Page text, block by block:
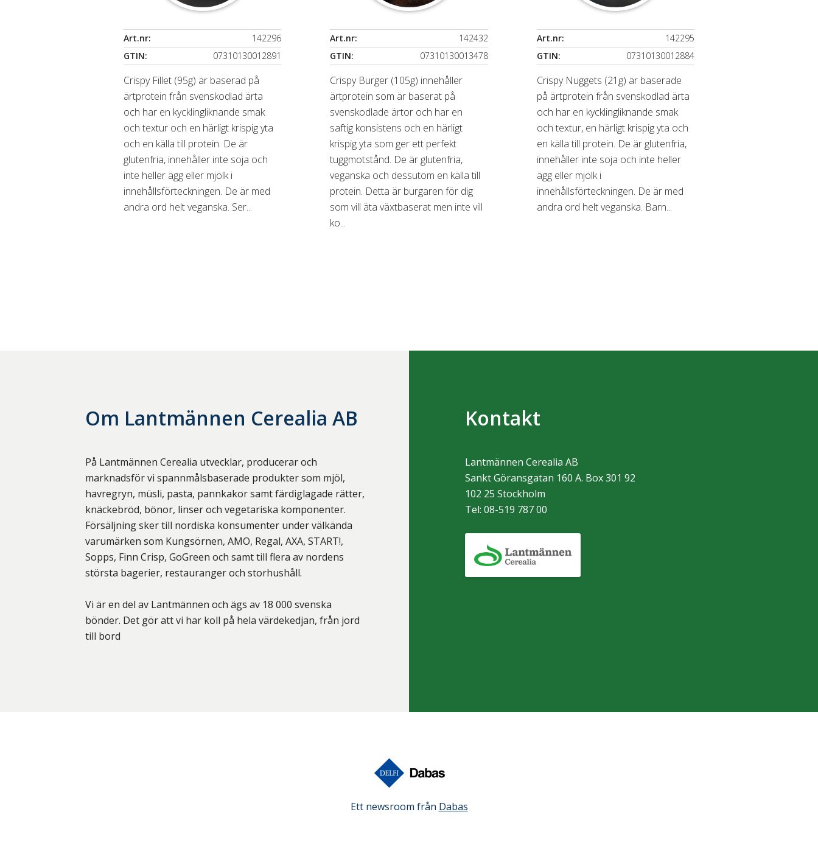
Art.nr:
142296
GTIN:
07310130012891
Crispy Fillet (95g) är baserad på
ärtprotein från svenskodlad ärta
och har en kycklingliknande smak
och textur och en härligt krispig yta
och en källa till protein. De är
glutenfria, innehåller inte soja och
inte heller ägg eller mjölk i
innehållsförteckningen. De är med
andra ord helt veganska. Ser...
Art.nr:
142432
GTIN:
07310130013478
Crispy Burger (105g) innehåller
ärtprotein som är baserat på
svenskodlade ärtor och har en
saftig konsistens och en härligt
krispig yta som ger ett perfekt
tuggmotstånd. De är glutenfria,
veganska och dessutom en källa till
protein. Detta är burgaren för dig
som vill äta växtbaserat men inte vill
ko...
Art.nr:
142295
GTIN:
07310130012884
Crispy Nuggets (21g) är baserade
på ärtprotein från svenskodlad ärta
och har en kycklingliknande smak
och textur, en härligt krispig yta och
en källa till protein. De är glutenfria,
innehåller inte soja och inte heller
ägg eller mjölk i
innehållsförteckningen. De är med
andra ord helt veganska. Barn...
Om Lantmännen Cerealia AB
På Lantmännen Cerealia utvecklar, producerar och
marknadsför vi spannmålsbaserade produkter som mjöl,
havregryn, müsli, pasta, pannkakor samt färdiglagade rätter,
knäckebröd, bönor, linser och vegetariska komponenter.
Försäljning sker till nordiska konsumenter under välkända
varumärken som Kungsörnen, AMO, Regal, AXA, START!,
Sopps, Finn Crisp, GoGreen och samt till flera av nordens
största bagerier, restauranger och storhushåll.
Vi är en del av Lantmännen och ägs av 18 000 svenska
bönder. Det gör att vi har koll på hela värdekedjan, från jord
till bord
Kontakt
Lantmännen Cerealia AB
Sankt Göransgatan 160 A. Box 301 92
102 25Stockholm
Tel:08-519 787 00
Ett newsroom från Dabas